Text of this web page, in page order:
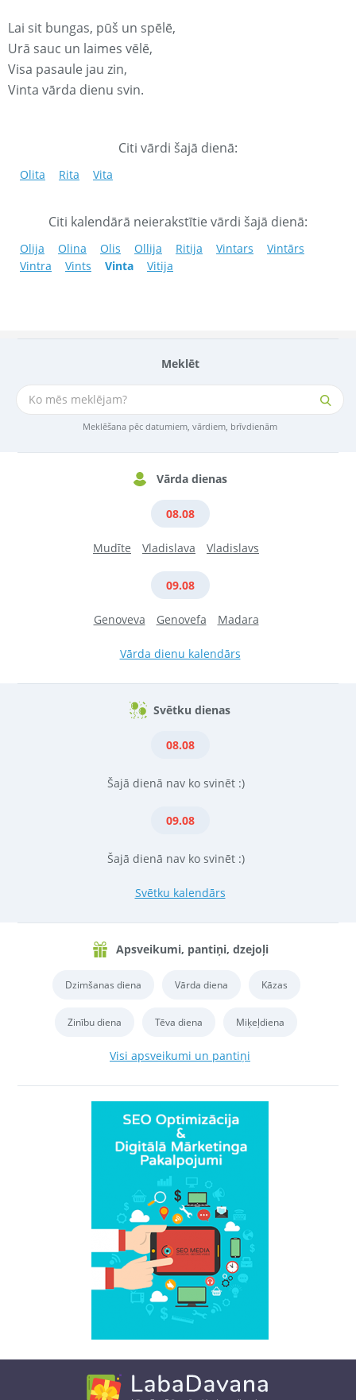
Meklēt
Meklēšana pēc datumiem, vārdiem, brīvdienām
Vārda dienas
08.08
Mudīte Vladislava Vladislavs
09.08
Genoveva Genovefa Madara
Vārda dienu kalendārs
Svētku dienas
08.08
Šajā dienā nav ko svinēt :)
09.08
Šajā dienā nav ko svinēt :)
Svētku kalendārs
Apsveikumi, pantiņi, dzejoļi
Dzimšanas diena Vārda diena Kāzas
Zinību diena Tēva diena Miķeļdiena
Visi apsveikumi un pantiņi
Lai sit bungas, pūš un spēlē,
Urā sauc un laimes vēlē,
Visa pasaule jau zin,
Vinta vārda dienu svin.
Citi vārdi šajā dienā:
Olita Rita Vita
Citi kalendārā neierakstītie vārdi šajā dienā:
Olija Olina Olis Ollija Ritija Vintars
Vintārs
Vintra
Vints Vinta Vitija